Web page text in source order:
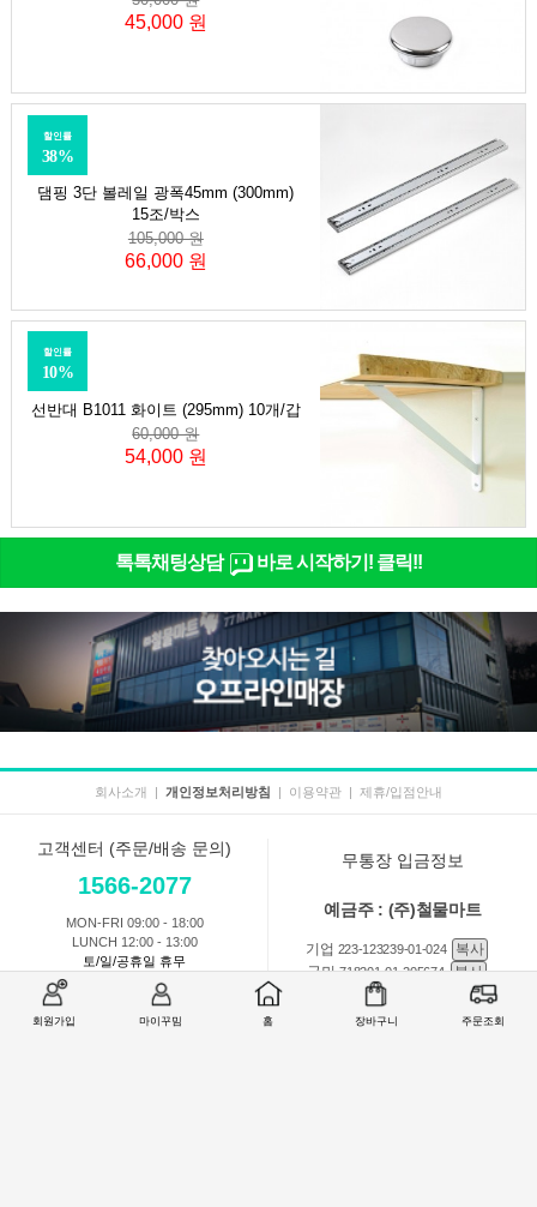
회원가입 마이꾸밈 홈 장바구니 주문조회
45,000 원
댐핑 3단 볼레일 광폭45mm (300mm)
15조/박스
할인률
38%
105,000 원
66,000 원
선반대 B1011 화이트 (295mm) 10개/갑
할인률
10%
60,000 원
54,000 원
톡톡채팅상담 바로 시작하기! 클릭!!
회사소개 | 개인정보처리방침 | 이용약관 | 제휴/입점안내
고객센터 (주문/배송 문의)
1566-2077
MON-FRI 09:00 - 18:00
LUNCH 12:00 - 13:00
토/일/공휴일 휴무
무통장 입금정보
예금주 : (주)철물마트
기업 223-123239-01-024
복사
국민718201-01-205674
복사
301-0168-3882-11 복사